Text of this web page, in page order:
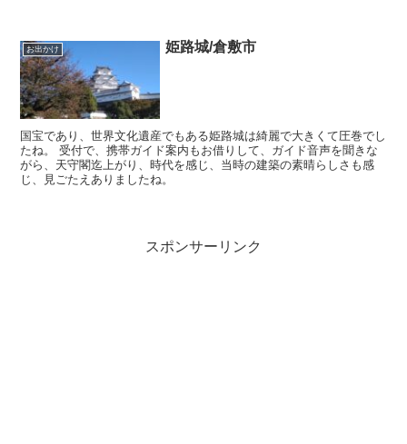
お出かけ 姫路城/倉敷市
国宝であり、世界文化遺産でもある姫路城は綺麗で大きくて圧巻でし
たね。 受付で、携帯ガイド案内もお借りして、ガイド音声を聞きな
がら、天守閣迄上がり、時代を感じ、当時の建築の素晴らしさも感
じ、見ごたえありましたね。
スポンサーリンク